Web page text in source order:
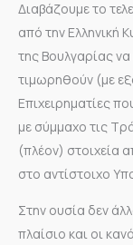
Διαβάζουμε το
από την Ελληνική
της Βουλγαρίας
τιμωρηθούν (με
Επιχειρηματίες
με σύμμαχο τις
(πλέον) στοιχεία
στο αντίστοιχο
Στην ουσία δεν
πλαίσιο και οι